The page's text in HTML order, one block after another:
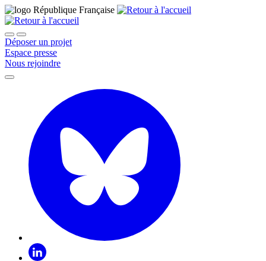
Déposer un projet
Espace presse
Nous rejoindre